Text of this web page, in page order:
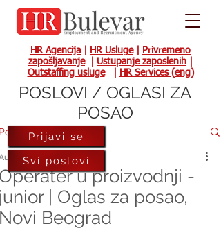
HR Agencija HR Usluge|
Privremeno
zapošljavanje| Ustupanje zaposlenih
Outstaffing usluge| HR Services (eng)
u proizvodnji -
| Oglas za posao,
Beograd
2, 2024
Prijavi se
Svi poslovi
POSLOVI / OGLASI ZA
POSAO